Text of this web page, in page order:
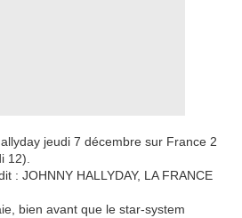
jeudi 7 décembre sur France 2
12).
: JOHNNY HALLYDAY, LA FRANCE
bien avant que le star-system